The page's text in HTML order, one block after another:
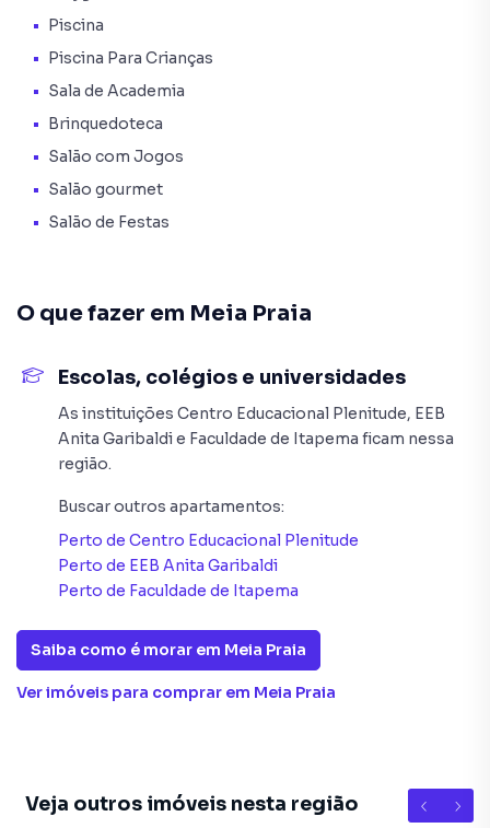
* Salão de festas;
* Hall de entrada decorado e mobiliado;
* Brinquedoteca;
* Elevador;
* Espaço gourmet;
* Piscina adulto.
> Entrada + 07 reforços + saldo parcelado em até 100
vezes mensais
corretores
AGENDE JÁ SUA VISITA!
O valor do imóvel poderá sofrer alteração sem aviso
responsabilidade do condomínio/condômino.
Meia Praia, em Itapema. Não encontrou o que procurava
Piscina
Piscina Para Crianças
Sala de Academia
Brinquedoteca
Salão com Jogos
Salão gourmet
Salão de Festas
O que fazer em Meia Praia
Escolas, colégios e universidades
As instituições Centro Educacional Plenitude, EEB
Anita Garibaldie Faculdade de Itapema ficam nessa
região.
Buscar outros apartamentos:
Perto de Centro Educacional Plenitude
Perto de EEB Anita Garibaldi
Perto de Faculdade de Itapema
Saiba como é morar em Meia Praia
Ver imóveis para comprar em Meia Praia
Veja outros imóveis nesta região